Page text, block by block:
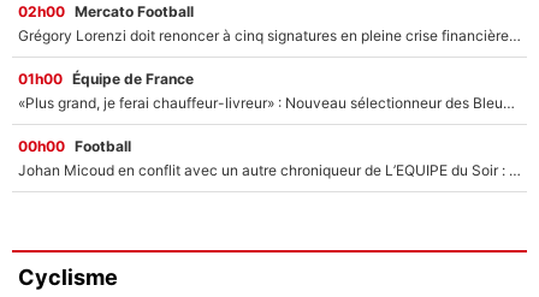
02h00 Mercato Football
Grégory Lorenzi doit renoncer à cinq signatures en pleine crise financière : L’IA propose sept noms à l’OM pour un mercato réussi... à seulement 5M€ !
01h00 Équipe de France
«Plus grand, je ferai chauffeur-livreur» : Nouveau sélectionneur des Bleus, Zinédine Zidane s’était imaginé un avenir très différent lorsqu'il était enfant
00h00 Football
Johan Micoud en conflit avec un autre chroniqueur de L’EQUIPE du Soir : «Pendant un moment, je ne les ai pas remis ensemble dans l'émission»
Cyclisme